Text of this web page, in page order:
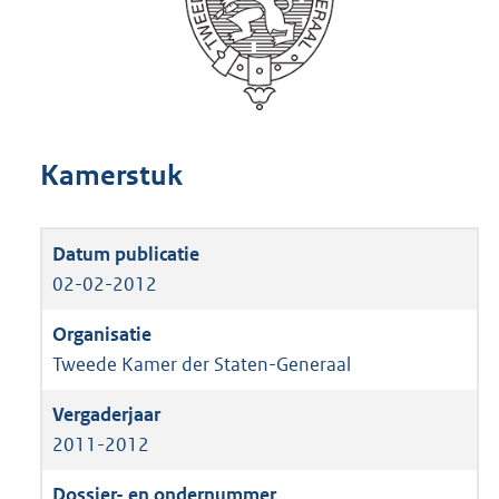
Kamerstuk
02-02-2012
Tweede Kamer der Staten-Generaal
2011-2012